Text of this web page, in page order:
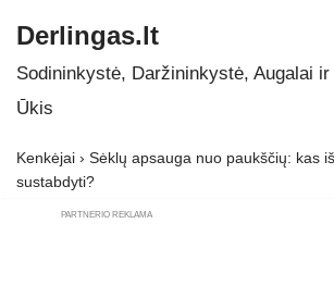
Skip
to
Derlingas.lt
Sodininkystė, Daržininkystė, Augalai ir
Ūkis
Kenkėjai › Sėklų apsauga nuo paukščių: kas
sustabdyti?
PARTNERIO REKLAMA